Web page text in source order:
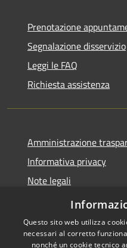
Prenotazione
Segnalazione disservizio
Leggi le FAQ
Richiesta assistenza
Amministrazione
Informativa privacy
Note legali
Dichiarazione di
Questo sito web utilizza
necessari al corretto
nonché un cookie tecnico